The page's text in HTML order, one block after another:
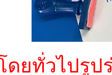
ดยทั่วไปรูป